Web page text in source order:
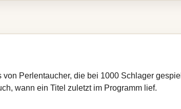
Perlentaucher, die bei 1000 Schlager
wann ein Titel zuletzt im Programm lief.